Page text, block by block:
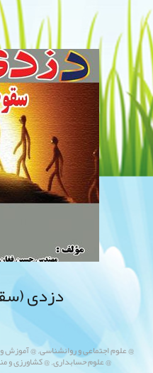
دزدی
@ علوم اجتماعی و روانشناسی,@ آموزش
@ علوم حسابداری,@ کشاورزی و